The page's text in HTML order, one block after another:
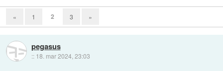
« 1 2 3 »
pegasus
:: 18. mar 2024, 23:03